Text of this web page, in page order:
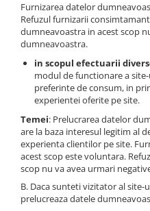
Furnizarea datelor
Refuzul furnizarii
dumneavoastra in acest scop
dumneavoastra.
in scopul efectuarii
modul de functionare a
preferinte de consum, in
experientei oferite pe site.
Temei: Prelucrarea datelor
are la baza interesul legitim al
experienta clientilor pe site.
acest scop este voluntara.
scop nu va avea urmari
B. Daca sunteti vizitator al site-
prelucreaza datele